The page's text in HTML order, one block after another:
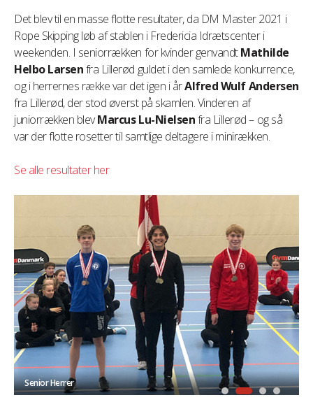
Det blev til en masse flotte resultater, da DM Master 2021 i
Rope Skipping løb af stablen i Fredericia Idrætscenter i
weekenden. I seniorrækken for kvinder genvandtMathilde
Helbo Larsenfra Lillerød guldet i den samlede konkurrence,
og i herrernes række var det igen i årAlfred Wulf Andersen
fra Lillerød, der stod øverst på skamlen. Vinderen af
juniorrækken blevMarcus Lu-Nielsenfra Lillerød – og så
var der flotte rosetter til samtlige deltagere i minirækken.
Se alle resultater her
Senior Herrer